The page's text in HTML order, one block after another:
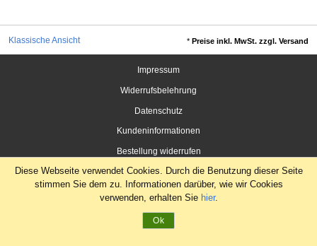
Klassische Ansicht *Preise inkl. MwSt. zzgl. Versand
Impressum
Widerrufsbelehrung
Datenschutz
Kundeninformationen
Bestellung widerrufen
Diese Webseite verwendet Cookies. Durch die Benutzung dieser Seite
stimmen Sie dem zu. Informationen darüber, wie wir Cookies
verwenden, erhalten Sie hier.
Ok